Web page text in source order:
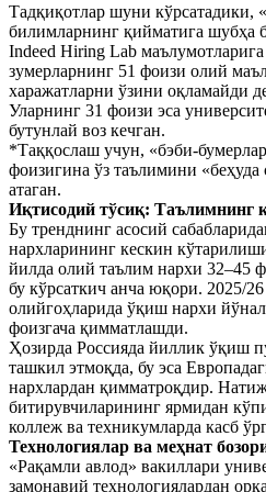
Тадқиқотлар шуни кўрсатадики,
билимларнинг қийматига шубҳа
Indeed Hiring Lab
зумерларнинг 51 фоизи олий
харажатларни ўзини оқламайди
Уларнинг 31 фоизи эса
бутунлай воз кечган.
*Таққослаш учун, «бэби-
фоизигина ўз таълимини «беҳуда
атаган.
Иқтисодий тўсиқ: Таълимнинг
Бу тренднинг асосий
нархларининг кескин
йилда олий таълим нархи 32–45
бу кўрсаткич анча юқори. 2025/
олийгоҳларида ўқиш нархи
фоизгача қимматлашди.
Ҳозирда Россияда йиллик ўқиш
ташкил этмоқда, бу эса
нархлардан қимматроқдир.
битирувчиларининг ярмидан
коллеж ва техникумларда касб
Технологиялар ва меҳнат
«Рақамли авлод» вакиллари
замонавий технологиялардан